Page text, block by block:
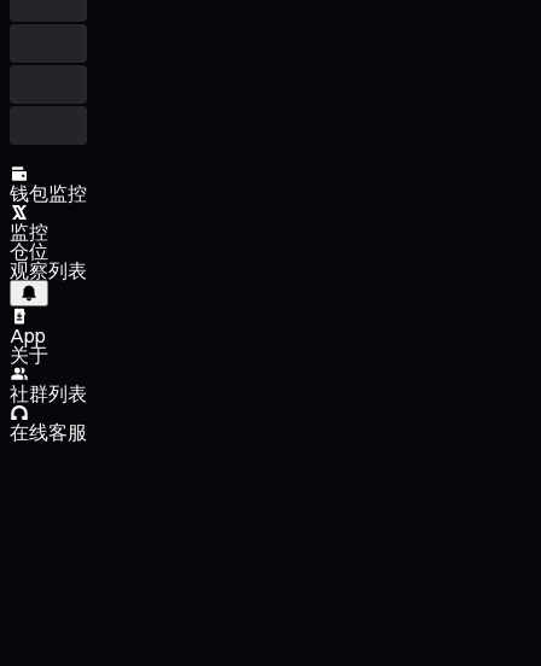
钱包监控
监控
仓位
观察列表
App
关于
社群列表
在线客服